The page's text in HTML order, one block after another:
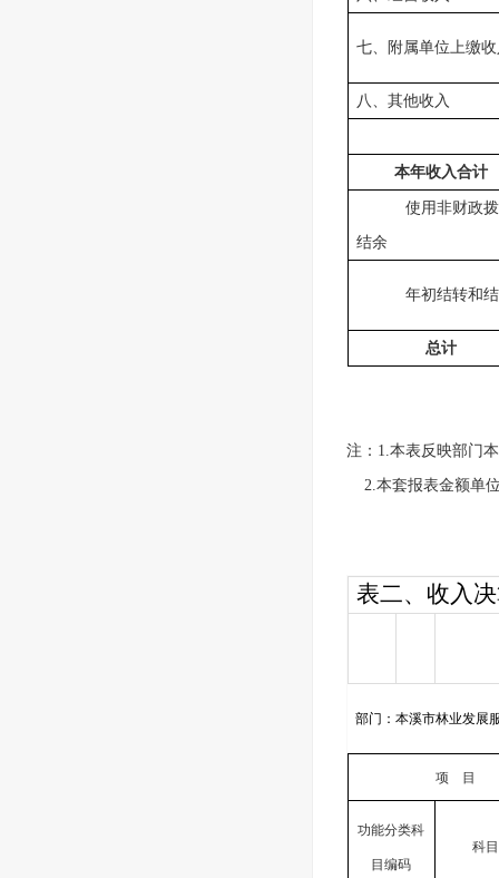
七、附属单位上缴
八、其他收入
本年收入合计
使用非财政拨
结余
年初结转和结
总计
注：1.本表反映部门
2.本套报表金额单
表二、收入
部门：本溪市林业发展
项 目
功能分类科
目编码
科